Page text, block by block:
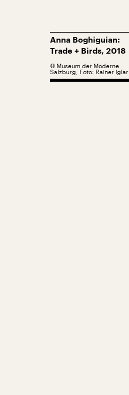
Anna Boghiguian:
Trade + Birds, 2018
© Museum der Moderne
Salzburg, Foto: Rainer Iglar